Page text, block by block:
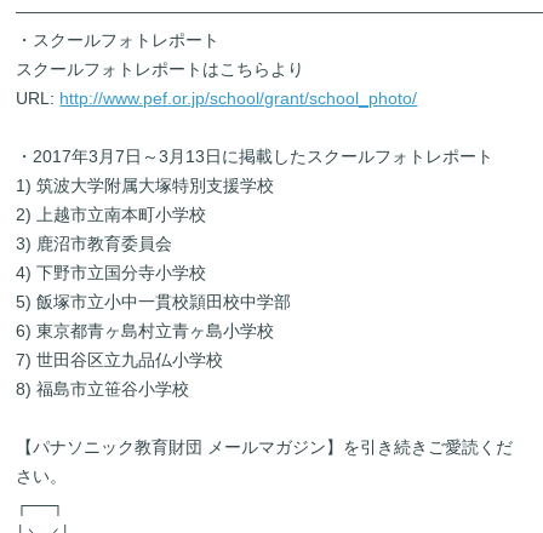
・スクールフォトレポート
スクールフォトレポートはこちらより
URL: http://www.pef.or.jp/school/grant/school_photo/
・2017年3月7日～3月13日に掲載したスクールフォトレポート
1) 筑波大学附属大塚特別支援学校
2) 上越市立南本町小学校
3) 鹿沼市教育委員会
4) 下野市立国分寺小学校
5) 飯塚市立小中一貫校頴田校中学部
6) 東京都青ヶ島村立青ヶ島小学校
7) 世田谷区立九品仏小学校
8) 福島市立笹谷小学校
【パナソニック教育財団 メールマガジン】を引き続きご愛読くだ
さい。
┌──┐